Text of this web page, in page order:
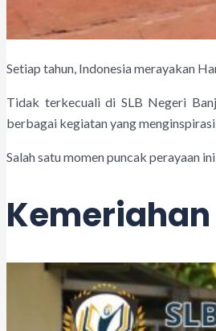
Setiap tahun, Indonesia merayakan
Tidak terkecuali di SLB Negeri
berbagai kegiatan yang
Salah satu momen puncak perayaan